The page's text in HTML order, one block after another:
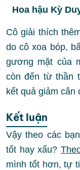
Hoa hậu Kỳ
Cô giải thích
do cô xoa bóp,
gương mặt của
còn đến từ thần
kết quả giảm cân
Kết luận
Vậy theo các
tốt hay xấu?
mình tốt hơn, tự